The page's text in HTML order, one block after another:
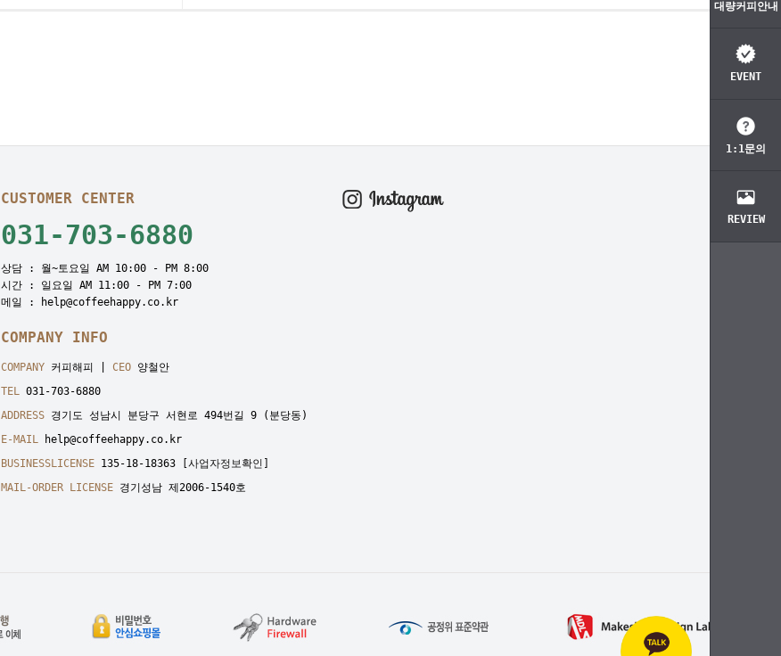
대량커피안내
EVENT
1:1문의
REVIEW
CUSTOMER CENTER
031-703-6880
상담 : 월~토요일 AM 10:00 - PM 8:00
시간 : 일요일 AM 11:00 - PM 7:00
메일 : help@coffeehappy.co.kr
COMPANY INFO
COMPANY 커피해피 | CEO 양철안
TEL 031-703-6880
ADDRESS 경기도 성남시 분당구 서현로 494번길 9 (분당동)
E-MAIL help@coffeehappy.co.kr
BUSINESSLICENSE 135-18-18363
[사업자정보확인]
MAIL-ORDER LICENSE 경기성남 제2006-1540호